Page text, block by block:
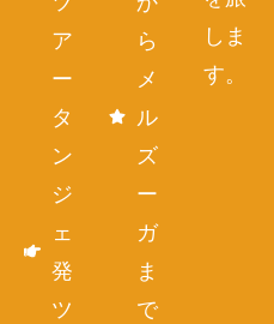
ア
ー
タ
ン
ジ
ェ
発
ツ
ら
メ
ル
ズ
ー
ガ
ま
で
しま
す。